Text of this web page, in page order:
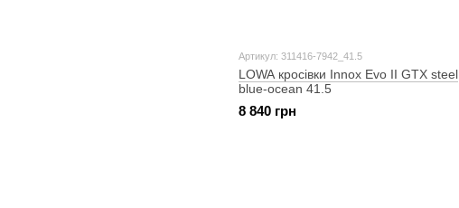
Артикул: 311416-7942_41.5
LOWA кросівки Innox Evo II GTX steel
blue-ocean 41.5
8 840 грн